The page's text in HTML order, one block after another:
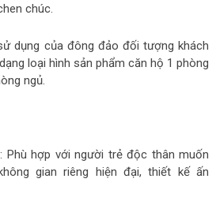
chúc.
dụng của đông đảo đối tượng khách
loại hình sản phẩm căn hộ 1 phòng
ngủ.
Phù hợp với người trẻ độc thân muốn
gian riêng hiện đại, thiết kế ấn